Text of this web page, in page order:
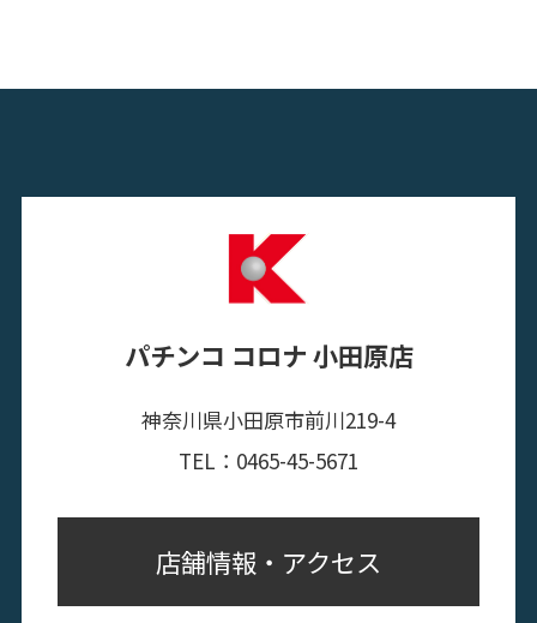
パチンコ コロナ 小田原店
神奈川県小田原市前川219-4
TEL：0465-45-5671
店舗情報・アクセス